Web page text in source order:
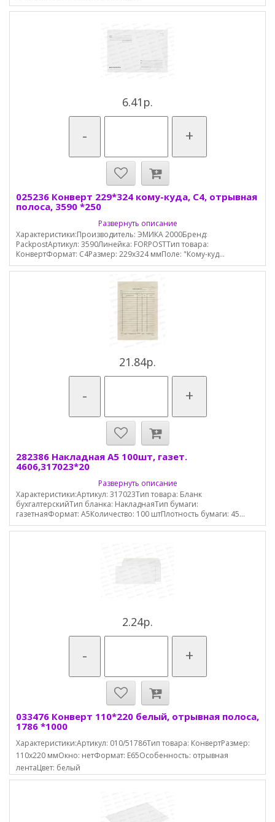
6.41р.
- +
025236 Конверт 229*324 кому-куда, С4, отрывная
полоса, 3590 *250
Развернуть описание
Характеристики:Производитель: ЭМИКА 2000Бренд:
PackpostАртикул: 3590Линейка: FORPOSTТип товара:
КонвертФормат: С4Размер: 229х324 ммПоле: "Кому-куд...
21.84р.
- +
282386 Накладная А5 100шт, газет.
4606,317023*20
Развернуть описание
Характеристики:Артикул: 317023Тип товара: Бланк
бухгалтерскийТип бланка: НакладнаяТип бумаги:
газетнаяФормат: А5Количество: 100 штПлотность бумаги: 45...
2.24р.
- +
033476 Конверт 110*220 белый, отрывная полоса,
1786 *1000
Характеристики:Артикул: 010/51786Тип товара: КонвертРазмер:
110х220 ммОкно: нетФормат: E65Особенность: отрывная
лентаЦвет: белый